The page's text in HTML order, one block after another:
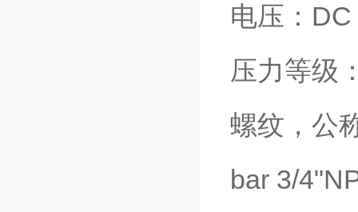
电压：
压力等级
螺纹，公
bar 3/